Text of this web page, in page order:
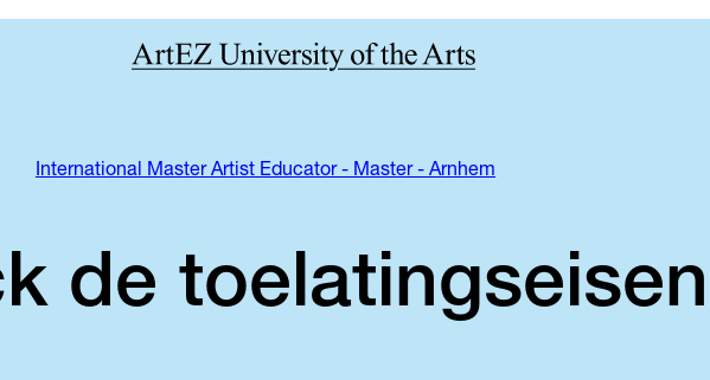
International Master Artist Educator - Master - Arnhem
de toelatingseisen